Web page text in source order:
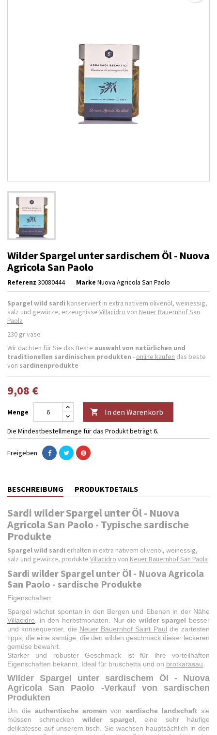
Wilder Spargel unter sardischem Öl - Nuova
Agricola San Paolo
Referenz 30080444 Marke Nuova Agricola San Paolo
Spargel wild sardi konserviert in extra nativem olivenöl, weinessig,
salz und gewürze, erzeugnisse Villacidro von Neuer Bauernhof San
Paola
230 gr vase
Wir dachten für Sie das Beste auswahl von natürlichen und
traditionellen sardinischen produkten - online kaufen das beste
von sardinenprodukte
9,08 €
Menge  In den Warenkorb
Die Mindestbestellmenge für das Produkt beträgt 6.
Freigeben
BESCHREIBUNG PRODUKTDETAILS
Sardi wilder Spargel unter Öl - Nuova
Agricola San Paolo - Typische sardische
Produkte
Spargel wild sardi erhalten in extra nativem olivenöl, weinessig,
salz und gewürze, produkte Villacidro von Neuer Bauernhof San Paola
Sardi wilder Spargel unter Öl - Nuova Agricola
San Paolo - sardische Produkte
Eigenschaften:
Spargel wächst spontan in den Bergen und Ebenen in der Nähe
Villacidro , in den herbstmonaten. Nur die wilder spargel besser
und konsequenter, die Neuer Bauernhof Saint Paul die zartesten
tipps, die eine samtige, die den wilden geschmack dieser leckeren
gemüse bewahrt.
Starker und robuster Geschmack ist für ihre vorteilhaften
Eigenschaften bekannt. Ideal für bruschetta und on brotkarasau
Wilder Spargel unter sardischem Öl - Nuova
Agricola San Paolo -Verkauf von sardischen
Produkten
Um die authentische aromen vonsardische landschaft sie
müssen schmecken wilder spargel , eine sehr häufige
delikatesse auf unserem tisch. Sie wachsen hauptsächlich in den